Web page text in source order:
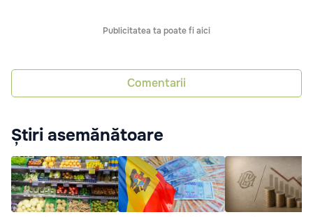
Publicitatea ta poate fi aici
Comentarii
Știri asemănătoare